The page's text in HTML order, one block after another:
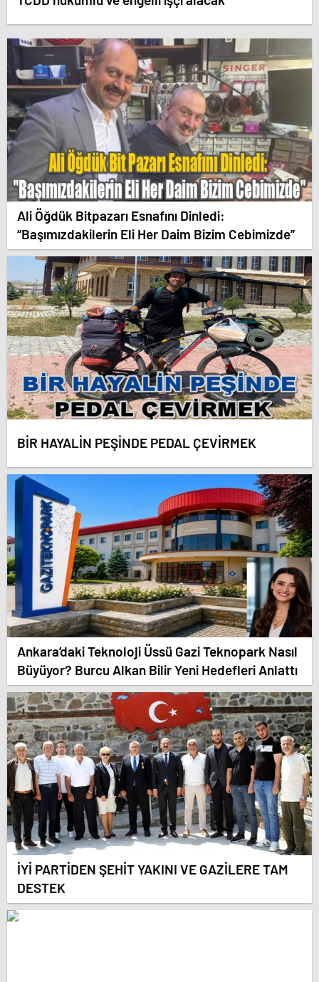
Ali Öğdük Bitpazarı Esnafını Dinledi:
“Başımızdakilerin Eli Her Daim Bizim Cebimizde”
BİR HAYALİN PEŞİNDE PEDAL ÇEVİRMEK
Ankara’daki Teknoloji Üssü Gazi Teknopark Nasıl
Büyüyor? Burcu Alkan Bilir Yeni Hedefleri Anlattı
İYİ PARTİDEN ŞEHİT YAKINI VE GAZİLERE TAM
DESTEK